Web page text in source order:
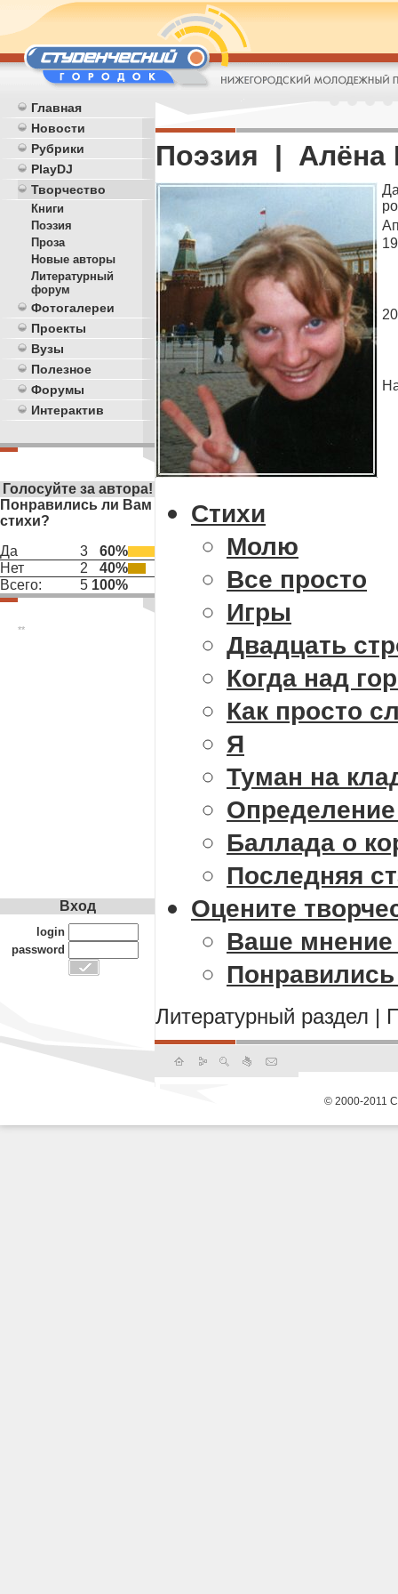
Главная
Новости
Рубрики
PlayDJ
Творчество
Книги
Поэзия
Проза
Новые авторы
Литературный
форум
Фотогалереи
Проекты
Вузы
Полезное
Форумы
Интерактив
Голосуйте за автора!
Понравились ли Вам
стихи?
Да
3
60%
Нет
2
40%
Всего:
5 100%
**
Поэзия | Алёна
Стихи
Молю
Все просто
Игры
Двадцать
Когда над
Как просто
Я
Туман на
Баллада о
Последняя
Оцените
Ваше мнение
Литературный раздел |
Вход
login
password
© 2000-2011